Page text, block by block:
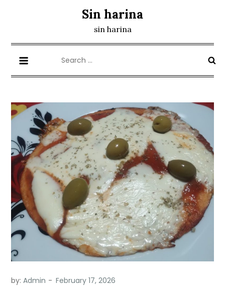
Sin harina
sin harina
for:
by:Admin